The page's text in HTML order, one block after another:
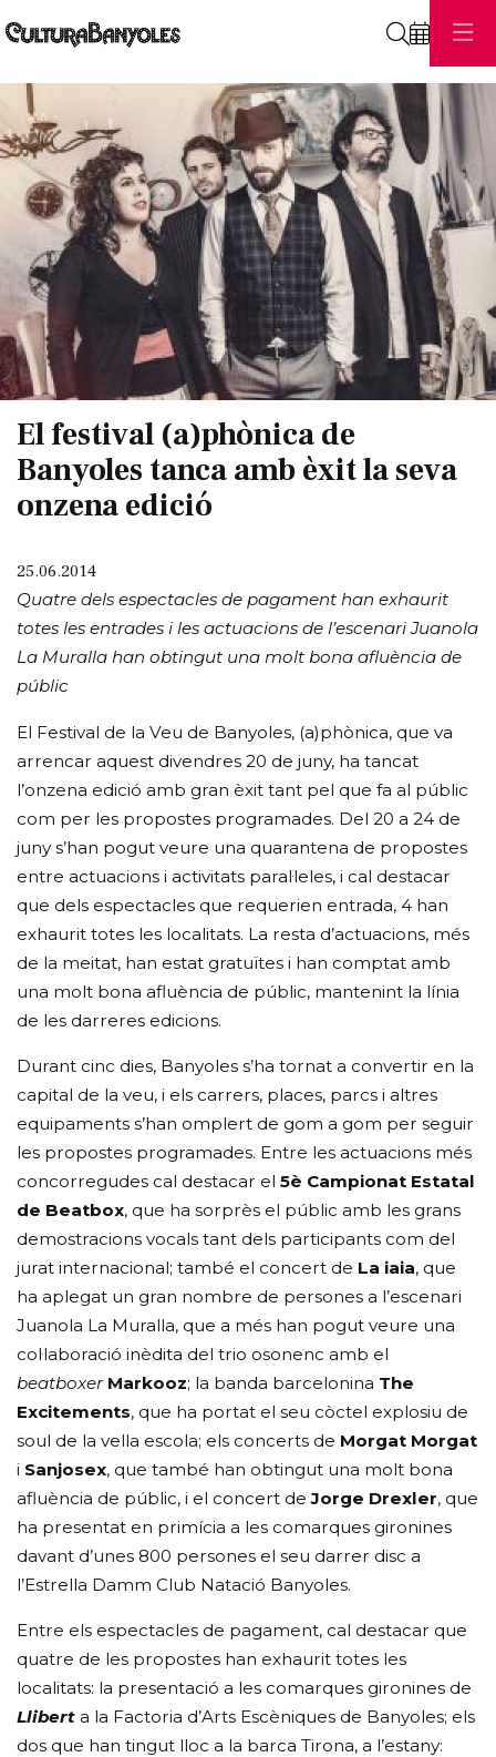
El festival (a)phònica de
Banyoles tanca amb èxit la seva
onzena edició
25.06.2014
Quatre dels espectacles de pagament han exhaurit
totes les entrades i les actuacions de l’escenari Juanola
La Muralla han obtingut una molt bona afluència de
públic
El Festival de la Veu de Banyoles, (a)phònica, que va
arrencar aquest divendres 20 de juny, ha tancat
l’onzena edició amb gran èxit tant pel que fa al públic
com per les propostes programades. Del 20 a 24 de
juny s’han pogut veure una quarantena de propostes
entre actuacions i activitats paral·leles, i cal destacar
que dels espectacles que requerien entrada, 4 han
exhaurit totes les localitats. La resta d’actuacions, més
de la meitat, han estat gratuïtes i han comptat amb
una molt bona afluència de públic, mantenint la línia
de les darreres edicions.
Durant cinc dies, Banyoles s’ha tornat a convertir en la
capital de la veu, i els carrers, places, parcs i altres
equipaments s’han omplert de gom a gom per seguir
les propostes programades. Entre les actuacions més
concorregudes cal destacar el 5è Campionat Estatal
de Beatbox, que ha sorprès el públic amb les grans
demostracions vocals tant dels participants com del
jurat internacional; també el concert de La iaia, que
ha aplegat un gran nombre de persones a l’escenari
Juanola La Muralla, que a més han pogut veure una
col·laboració inèdita del trio osonenc amb el
beatboxer Markooz; la banda barcelonina The
Excitements, que ha portat el seu còctel explosiu de
soul de la vella escola; els concerts de Morgat Morgat
i Sanjosex, que també han obtingut una molt bona
afluència de públic, i el concert deJorge Drexler, que
ha presentat en primícia a les comarques gironines
davant d’unes 800 persones el seu darrer disc a
l’Estrella Damm Club Natació Banyoles.
Entre els espectacles de pagament, cal destacar que
quatre de les propostes han exhaurit totes les
localitats: la presentació a les comarques gironines de
Llibert a la Factoria d’Arts Escèniques de Banyoles; els
dos que han tingut lloc a la barca Tirona, a l’estany: